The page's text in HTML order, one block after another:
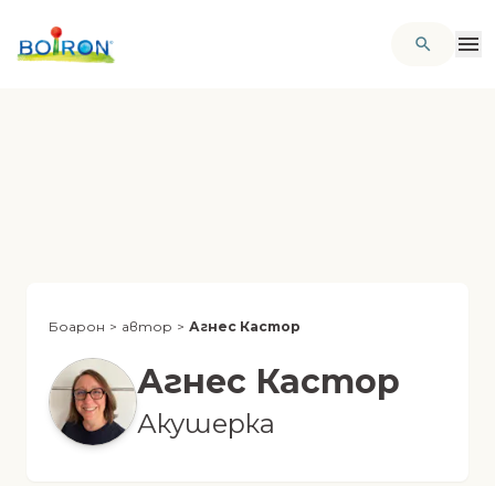
Боарон > автор > Агнес Кастор
Агнес Кастор
Акушерка